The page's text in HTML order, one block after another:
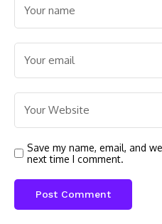
Save my name, email, and
next time I comment.